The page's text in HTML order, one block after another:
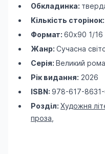
Обкладинка:
Кількість сторінок:
Формат: 60х90 1/16
Жанр: Сучасна
Серія: Великий
Рік видання: 2026
ISBN: 978-617-
Розділ: Художня
проза